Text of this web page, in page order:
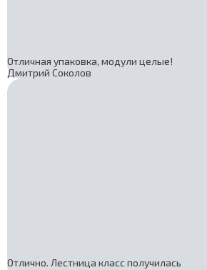
Отличная упаковка, модули целые!
Дмитрий Соколов
Отлично. Лестница класс получилась